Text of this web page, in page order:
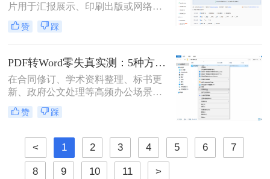
片用于汇报展示、印刷出版或网络分
享，但转换后图片模糊不清、细节丢
失、放大后出现马赛克……这些"清
能导致重要信息无法识别。那么PDF
怎么转成高清图片不模糊呢？别再忍
受模糊图片！本文直击痛点，提供可
立即执行的高清转换方案，助您10分
钟内获得印刷级清晰度！
赞 踩
PDF转Word零失真实测：5种方法按图文复杂度的转换精度排名！
在合同修订、学术资料整理、标书更
新、政府公文处理等高频办公场景
中，将PDF精准转换为可编辑Word文
档是效率刚需，却也是“翻车”重灾
崩坏、扫描件变乱码……
赞 踩
< 1 2 3 4 5 6 7
8 9 10 11 >